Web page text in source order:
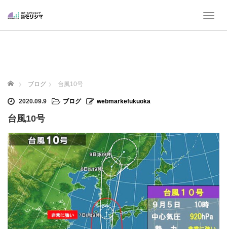
T
n
ホーム ブログ 台風10号
2020.09.9 ブログ webmarkefukuoka
台風10号